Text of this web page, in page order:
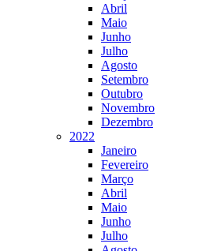
Abril
Maio
Junho
Julho
Agosto
Setembro
Outubro
Novembro
Dezembro
2022
Janeiro
Fevereiro
Março
Abril
Maio
Junho
Julho